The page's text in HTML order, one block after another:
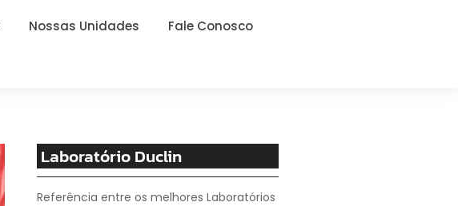
Nossas Unidades Fale Conosco
Laboratório Duclin
Referência entre os melhores Laboratórios